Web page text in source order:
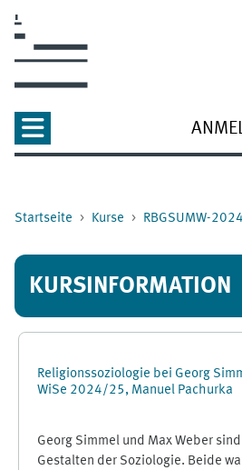
Startseite Kurse RBGSUMW-
KURSINFORMATION
Religionssoziologie bei Georg
WiSe 2024/25, Manuel Pachurka
Georg Simmel und Max Weber
Gestalten der Soziologie. Beide